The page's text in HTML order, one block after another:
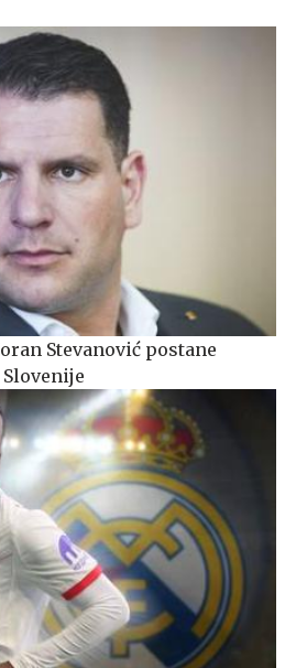
Stevanović postane